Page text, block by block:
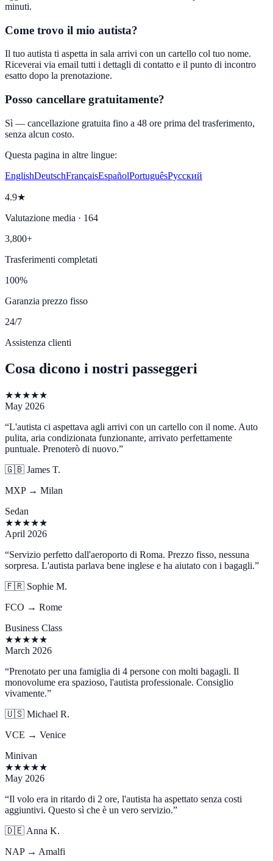
minuti.
Come trovo il mio autista?
Il tuo autista ti aspetta in sala arrivi con un cartello col tuo nome.
Riceverai via email tutti i dettagli di contatto e il punto di incontro
esatto dopo la prenotazione.
Posso cancellare gratuitamente?
Sì — cancellazione gratuita fino a 48 ore prima del trasferimento,
senza alcun costo.
Questa pagina in altre lingue:
EnglishDeutschFrançaisEspañolPortuguêsРусский
4.9★
Valutazione media · 164
3,800+
Trasferimenti completati
100%
Garanzia prezzo fisso
24/7
Assistenza clienti
Cosa dicono i nostri passeggeri
★★★★★
May 2026
“L'autista ci aspettava agli arrivi con un cartello con il nome. Auto
pulita, aria condizionata funzionante, arrivato perfettamente
puntuale. Prenoterò di nuovo.”
🇬🇧 James T.
MXP → Milan
Sedan
★★★★★
April 2026
“Servizio perfetto dall'aeroporto di Roma. Prezzo fisso, nessuna
sorpresa. L'autista parlava bene inglese e ha aiutato con i bagagli.”
🇫🇷 Sophie M.
FCO → Rome
Business Class
★★★★★
March 2026
“Prenotato per una famiglia di 4 persone con molti bagagli. Il
monovolume era spazioso, l'autista professionale. Consiglio
vivamente.”
🇺🇸 Michael R.
VCE → Venice
Minivan
★★★★★
May 2026
“Il volo era in ritardo di 2 ore, l'autista ha aspettato senza costi
aggiuntivi. Questo sì che è un vero servizio.”
🇩🇪 Anna K.
NAP → Amalfi